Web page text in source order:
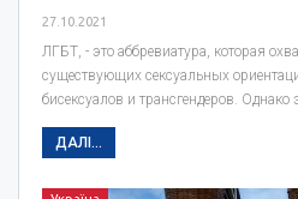
27.10.2021
ЛГБТ, - это аббревиатура, которая
существующих сексуальных
бисексуалов и трансгендеров. Однако
ДАЛІ...